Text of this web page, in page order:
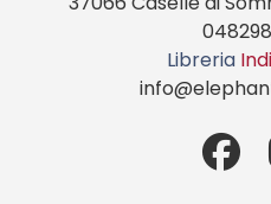
Libreria